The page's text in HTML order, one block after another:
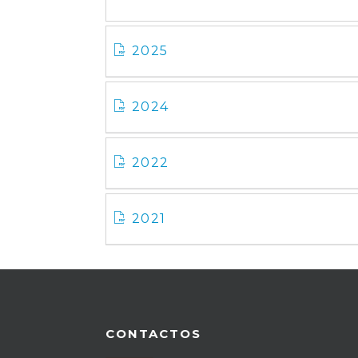
2025
2024
2022
2021
CONTACTOS